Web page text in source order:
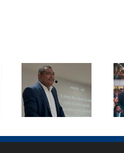
Muniz
recebe visita
de diretores
do SCT
durante